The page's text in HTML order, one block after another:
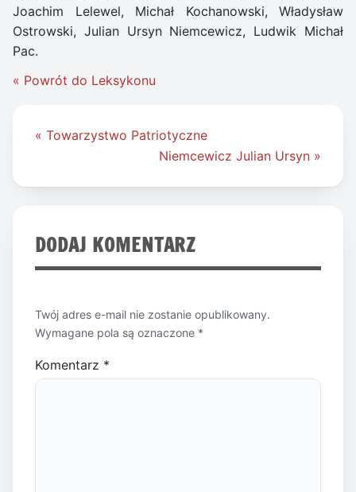
Joachim Lelewel, Michał Kochanowski, Władysław
Ostrowski, Julian Ursyn Niemcewicz, Ludwik Michał
Pac.
« Powrót do Leksykonu
Nawigacja
« Towarzystwo Patriotyczne
Niemcewicz Julian Ursyn »
DODAJ KOMENTARZ
Twój adres e-mail nie zostanie opublikowany.
Wymagane pola są oznaczone *
Komentarz *